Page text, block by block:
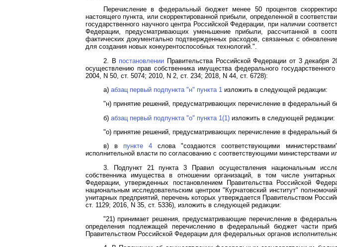
Перечисление в федеральный бюджет менее 50 процентов
настоящего пункта, или скорректированной прибыли, определенной в
государственного научного центра Российской Федерации, при наличии
Федерации, предусматривающих уменьшение прибыли, рассчитанной в
фактических документально подтвержденных расходов, связанных с
для создания новых конкурентоспособных технологий.".
2. В постановлении Правительства Российской Федерации от 3
осуществлению прав собственника имущества федерального
2004, N 50, ст. 5074; 2010, N 2, ст. 234; 2018, N 44, ст. 6728):
а) абзац первый подпункта "н" пункта 1 изложить в следующей редакции:
"н) принятие решений, предусматривающих перечисление в федеральный
б) абзац первый подпункта "о" пункта 1(1) изложить в следующей редакции:
"о) принятие решений, предусматривающих перечисление в федеральный
в) в пункте 4 слова "создаются соответствующими
исполнительной власти по согласованию с соответствующими министерствами
3.
Подпункт 21 пункта 3 Правил осуществления национальным
собственника имущества в отношении организаций, в том числе
Федерации, утвержденных постановлением Правительства Российской
национальным исследовательским центром "Курчатовский институт"
унитарных предприятий, перечень которых утверждается Правительством
ст. 1129; 2016, N 35, ст. 5336), изложить в следующей редакции:
"21) принимает решения, предусматривающие перечисление в
определения подлежащей перечислению в федеральный бюджет части
Правительством Российской Федерации для федеральных органов